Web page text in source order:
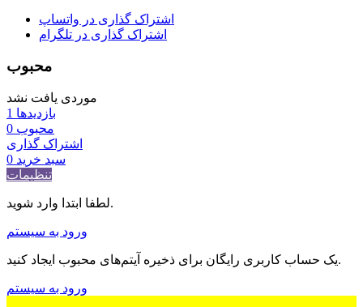
اشتراک گذاری در واتساپ
اشتراک گذاری در تلگرام
محبوب
موردی یافت نشد
بازدیدها 1
محبوب 0
اشتراک گذاری
سبد خرید 0
تنظیمات
لطفا ابتدا وارد شوید.
ورود به سیستم
یک حساب کاربری رایگان برای ذخیره آیتم‌های محبوب ایجاد کنید.
ورود به سیستم